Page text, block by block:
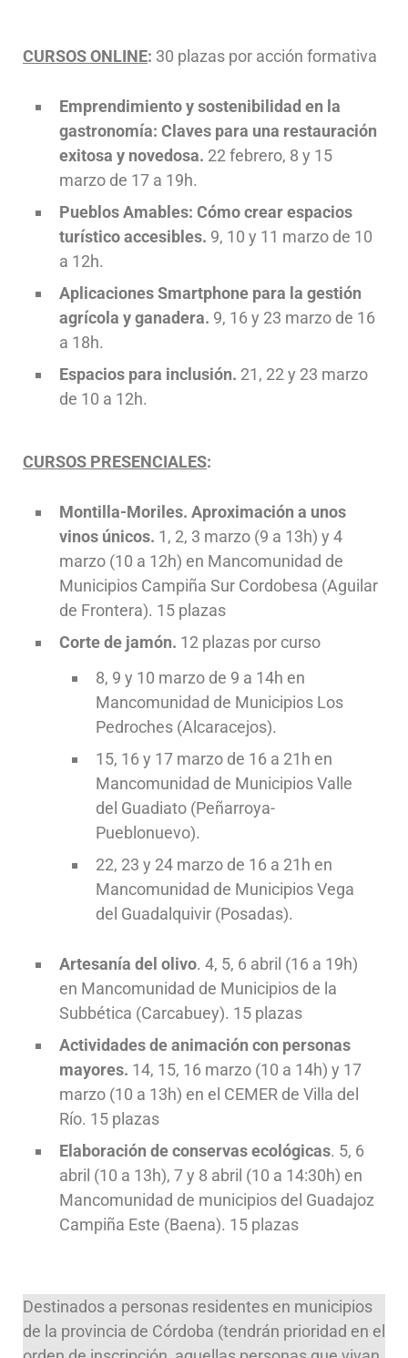
CURSOS ONLINE: 30 plazas por acción formativa
Emprendimiento y sostenibilidad en la
gastronomía: Claves para una restauración
exitosa y novedosa. 22 febrero, 8 y 15
marzo de 17 a 19h.
Pueblos Amables: Cómo crear espacios
turístico accesibles. 9, 10 y 11 marzo de 10
a 12h.
Aplicaciones Smartphone para la gestión
agrícola y ganadera. 9, 16 y 23 marzo de 16
a 18h.
Espacios para inclusión. 21, 22 y 23 marzo
de 10 a 12h.
CURSOS PRESENCIALES:
Montilla-Moriles. Aproximación a unos
vinos únicos. 1, 2, 3 marzo (9 a 13h) y 4
marzo (10 a 12h) en Mancomunidad de
Municipios Campiña Sur Cordobesa (Aguilar
de Frontera). 15 plazas
Corte de jamón. 12 plazas por curso
8, 9 y 10 marzo de 9 a 14h en
Mancomunidad de Municipios Los
Pedroches (Alcaracejos).
15, 16 y 17 marzo de 16 a 21h en
Mancomunidad de Municipios Valle
del Guadiato (Peñarroya-
Pueblonuevo).
22, 23 y 24 marzo de 16 a 21h en
Mancomunidad de Municipios Vega
del Guadalquivir (Posadas).
Artesanía del olivo. 4, 5, 6 abril (16 a 19h)
en Mancomunidad de Municipios de la
Subbética (Carcabuey). 15 plazas
Actividades de animación con personas
mayores. 14, 15, 16 marzo (10 a 14h) y 17
marzo (10 a 13h) en el CEMER de Villa del
Río. 15 plazas
Elaboración de conservas ecológicas. 5, 6
abril (10 a 13h), 7 y 8 abril (10 a 14:30h) en
Mancomunidad de municipios del Guadajoz
Campiña Este (Baena). 15 plazas
Destinados a personas residentes en municipios
de la provincia de Córdoba (tendrán prioridad en el